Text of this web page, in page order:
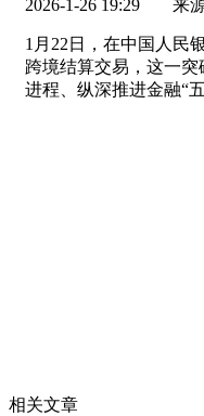
2026-1-26 19:29 来
1月22日，在中国人民
跨境结算交易，这一
进程、纵深推进金融“
相关文章